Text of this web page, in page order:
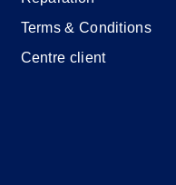
Terms & Conditions
Centre client